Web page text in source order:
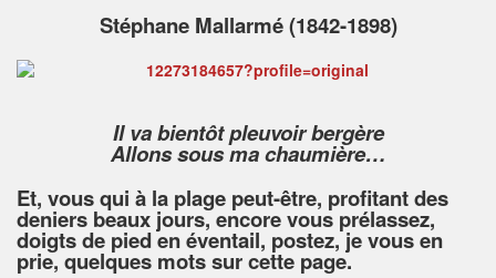
Stéphane Mallarmé (1842-1898)
Il va bientôt pleuvoir bergère
Allons sous ma chaumière…
Et, vous qui à la plage peut-être, profitant des
deniers beaux jours, encore vous prélassez,
doigts de pied en éventail, postez, je vous en
prie, quelques mots sur cette page.